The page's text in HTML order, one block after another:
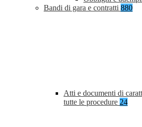
Bandi di gara e contratti 880
Atti e documenti di
tutte le procedure 24